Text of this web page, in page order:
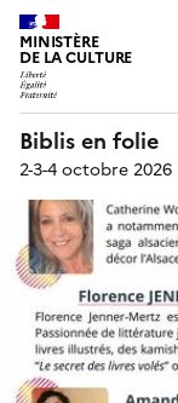
MINISTÈRE
DE LA CULTURE
Biblis en folie
2-3-4 octobre 2026